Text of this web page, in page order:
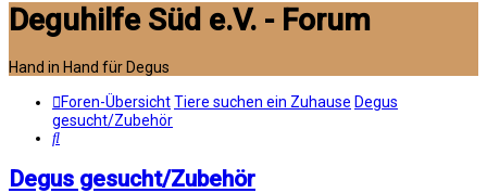
Deguhilfe Süd e.V. - Forum
Hand in Hand für Degus
Foren-ÜbersichtTiere suchen ein Zuhause Degus
gesucht/Zubehör
Suche
Degus gesucht/Zubehör